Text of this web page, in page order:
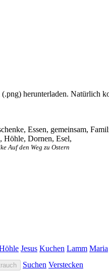
herunterladen. Natürlich
Essen, gemeinsam,
Höhle, Dornen, Esel,
Auf den Weg zu Ostern
Jesus Kuchen Lamm Maria
Suchen Verstecken